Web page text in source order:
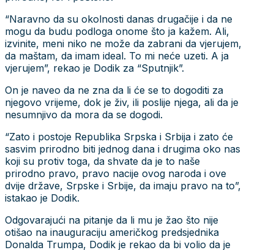
“Naravno da su okolnosti danas drugačije i da ne
mogu da budu podloga onome što ja kažem. Ali,
izvinite, meni niko ne može da zabrani da vjerujem,
da maštam, da imam ideal. To mi neće uzeti. A ja
vjerujem”, rekao je Dodik za “Sputnjik”.
On je naveo da ne zna da li će se to dogoditi za
njegovo vrijeme, dok je živ, ili poslije njega, ali da je
nesumnjivo da mora da se dogodi.
“Zato i postoje Republika Srpska i Srbija i zato će
sasvim prirodno biti jednog dana i drugima oko nas
koji su protiv toga, da shvate da je to naše
prirodno pravo, pravo nacije ovog naroda i ove
dvije države, Srpske i Srbije, da imaju pravo na to”,
istakao je Dodik.
Odgovarajući na pitanje da li mu je žao što nije
otišao na inauguraciju američkog predsjednika
Donalda Trumpa, Dodik je rekao da bi volio da je